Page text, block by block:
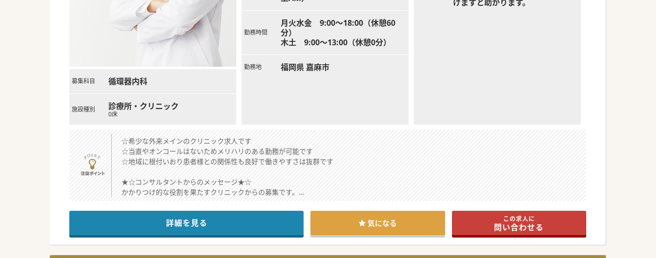
募集科目 循環器内科
施設種別 診療所・クリニック
0床
勤務時間
月火水金 9:00～18:00（休憩60
分）
木土 9:00～13:00（休憩0分）
勤務地 福岡県 嘉麻市
けますと助かります。
☆希少な外来メインのクリニック求人です
☆当直やオンコールはないためメリハリのある勤務が可能です
☆地域に根付いおり患者様との関係性も良好で働きやすさは抜群です
★☆コンサルタントからのメッセージ★☆
かかりつけ的な役割を果たすクリニックからの募集です。
外来、訪問診療を行っており地域からの信頼も厚いクリニックです。
患者数の増加に伴う医師採用です。
基本的には外来をお任せすることになります。
オンコールの対応は必要ありませんので業務のメリハリはつけやすい環境です。
少しでもご興味がございましたら、お気軽にお問合せください。
詳細を見る 気になる この求人に
問い合わせる